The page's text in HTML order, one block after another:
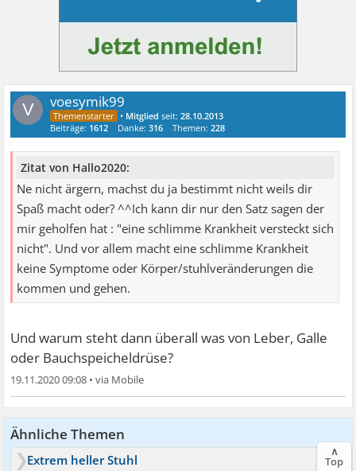
V voesymik99
• Mitglied seit:28.10.2013
Beiträge: 1612 Danke:316 Themen:228
Zitat von Hallo2020:
Ne nicht ärgern, machst du ja bestimmt nicht weils dir
Spaß macht oder? ^^Ich kann dir nur den Satz sagen der
mir geholfen hat : "eine schlimme Krankheit versteckt sich
nicht". Und vor allem macht eine schlimme Krankheit
keine Symptome oder Körper/stuhlveränderungen die
kommen und gehen.
Und warum steht dann überall was von Leber, Galle
oder Bauchspeicheldrüse?
19.11.2020 09:08 •
Ähnliche Themen
Extrem heller Stuhl
∧
Top